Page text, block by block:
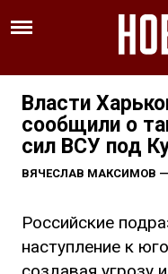
Власти
сообщили о
сил ВСУ под
ВЯЧЕСЛАВ МАКСИМОВ —
Российские
наступление к